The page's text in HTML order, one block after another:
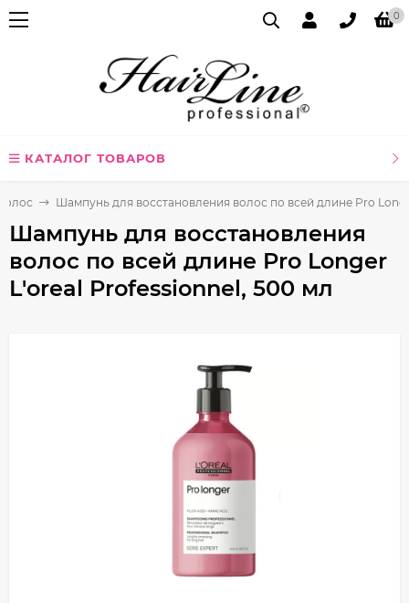
0
КАТАЛОГ ТОВАРОВ
Шампунь для восстановления волос по всей длине Pro
Шампунь для восстановления
волос по всей длине Pro Longer
L'oreal Professionnel, 500 мл